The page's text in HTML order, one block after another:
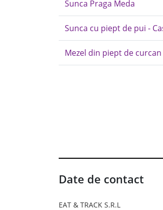
Sunca Praga Meda
Sunca cu piept de pui -
Mezel din piept de curcan
Date de contact
EAT & TRACK S.R.L